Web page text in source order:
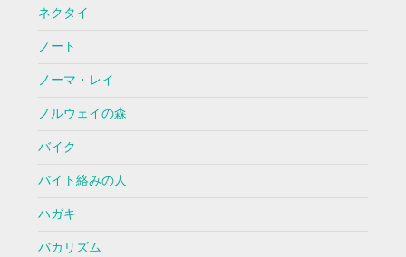
ネクタイ
ノート
ノーマ・レイ
ノルウェイの森
バイク
バイト絡みの人
ハガキ
バカリズム